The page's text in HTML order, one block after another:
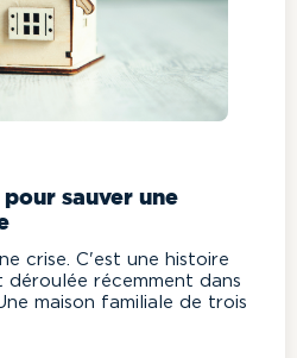
sauver une
crise. C'est une histoire
déroulée récemment dans
maison familiale de trois